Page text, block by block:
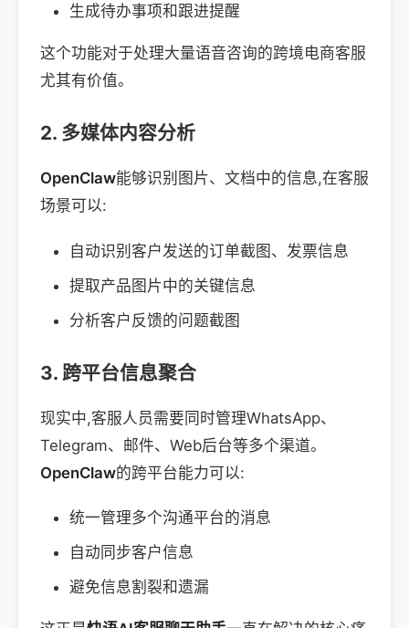
生成待办事项和跟进提醒
这个功能对于处理大量语音咨询的跨境电商客服
尤其有价值。
2. 多媒体内容分析
OpenClaw能够识别图片、文档中的信息,在客服
场景可以:
自动识别客户发送的订单截图、发票信息
提取产品图片中的关键信息
分析客户反馈的问题截图
3. 跨平台信息聚合
现实中,客服人员需要同时管理WhatsApp、
Telegram、邮件、Web后台等多个渠道。
OpenClaw的跨平台能力可以:
统一管理多个沟通平台的消息
自动同步客户信息
避免信息割裂和遗漏